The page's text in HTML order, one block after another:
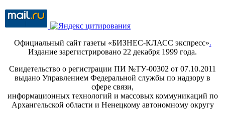
Официальный сайт газеты «БИЗНЕС-КЛАСС экспресс».
Издание зарегистрировано 22 декабря 1999 года.
Свидетельство о регистрации ПИ №ТУ-00302 от 07.10.2011
выдано Управлением Федеральной службы по надзору в
сфере связи,
информационных технологий и массовых коммуникаций по
Архангельской области и Ненецкому автономному округу